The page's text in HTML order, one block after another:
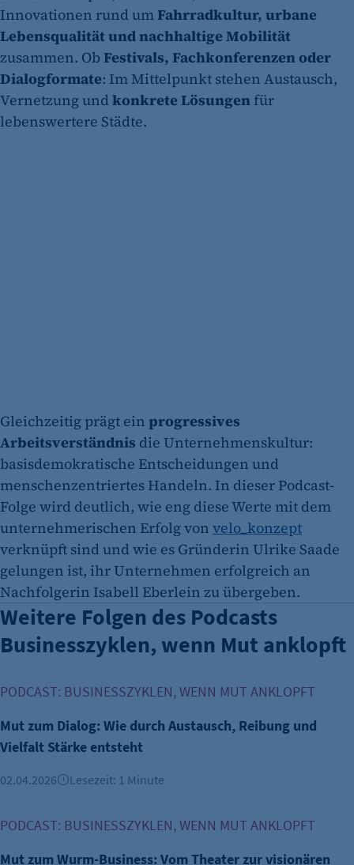
Innovationen rund umFahrradkultur, urbane
Lebensqualität und nachhaltige Mobilität
zusammen. Ob Festivals, Fachkonferenzen oder
Dialogformate: Im Mittelpunkt stehen Austausch,
Vernetzung undkonkrete Lösungen für
lebenswertere Städte.
Gleichzeitig prägt ein progressives
Arbeitsverständnis die Unternehmenskultur:
basisdemokratische Entscheidungen und
menschenzentriertes Handeln. In dieser Podcast-
Folge wird deutlich, wie eng diese Werte mit dem
unternehmerischen Erfolg von velo_konzept
verknüpft sind und wie es Gründerin Ulrike Saade
gelungen ist, ihr Unternehmen erfolgreich an
Nachfolgerin Isabell Eberlein zu übergeben.
Weitere Folgen des Podcasts
Businesszyklen, wenn Mut anklopft
PODCAST: BUSINESSZYKLEN, WENN MUT ANKLOPFT
Mut zum Dialog: Wie durch Austausch, Reibung und
Vielfalt Stärke entsteht
02.04.2026 Lesezeit: 1 Minute
PODCAST: BUSINESSZYKLEN, WENN MUT ANKLOPFT
Mut zum Wurm-Business: Vom Theater zur visionären